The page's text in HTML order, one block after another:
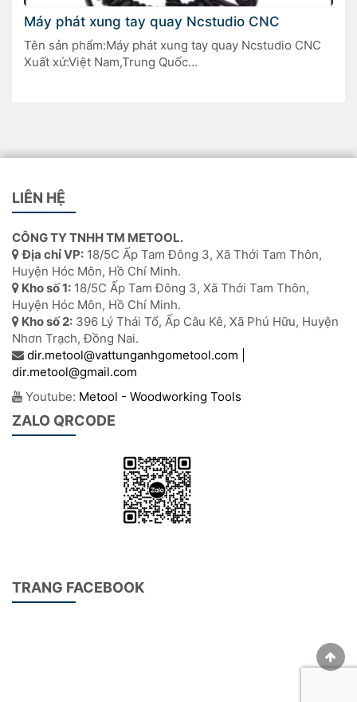
Máy phát xung tay quay Ncstudio CNC
Tên sản phẩm:Máy phát xung tay quay Ncstudio CNC
Xuất xứ:Việt Nam,Trung Quốc
LIÊN HỆ
CÔNG TY TNHH TM METOOL.
Địa chỉ VP: 18/5C Ấp Tam Đông 3, Xã Thới Tam Thôn,
Huyện Hóc Môn, Hồ Chí Minh.
Kho số 1: 18/5C Ấp Tam Đông 3, Xã Thới Tam Thôn,
Huyện Hóc Môn, Hồ Chí Minh.
Kho số 2: 396 Lý Thái Tổ, Ấp Câu Kê, Xã Phú Hữu, Huyện
Nhơn Trạch, Đồng Nai.
dir.metool@vattunganhgometool.com |
dir.metool@gmail.com
Youtube: Metool - Woodworking Tools
ZALO QRCODE
TRANG FACEBOOK